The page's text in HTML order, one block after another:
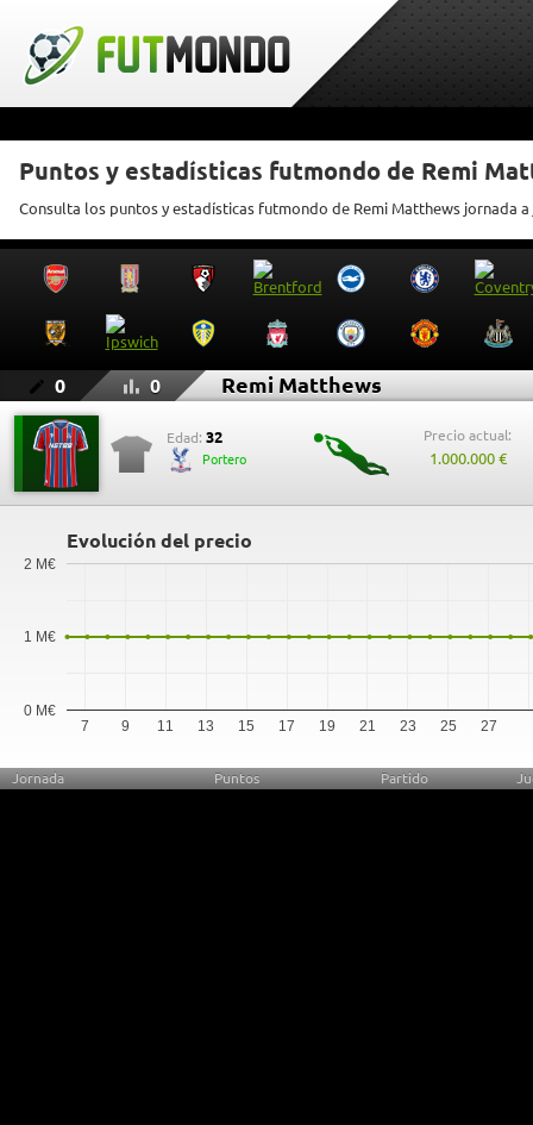
Puntos y estadísticas futmondo de Remi
Consulta los puntos y estadísticas futmondo de Remi Matthews jornada
0 0 Remi Matthews
Edad: 32
Portero
Precio actual:
1.000.000 €
Evolución del precio
7 9 11 13 15 17 19 21 23 25 27
0 M€
1 M€
2 M€
Jornada Puntos Partido